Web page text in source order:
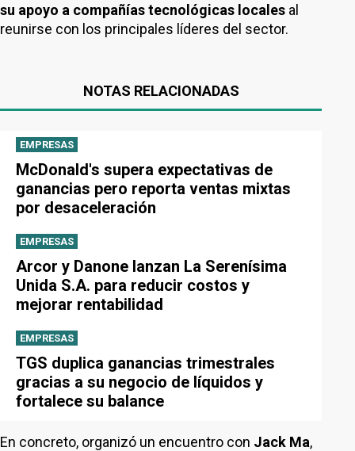
su apoyo a compañías tecnológicas locales al
reunirse con los principales líderes del sector.
NOTAS RELACIONADAS
EMPRESAS
McDonald's supera expectativas de
ganancias pero reporta ventas mixtas
por desaceleración
EMPRESAS
Arcor y Danone lanzan La Serenísima
Unida S.A. para reducir costos y
mejorar rentabilidad
EMPRESAS
TGS duplica ganancias trimestrales
gracias a su negocio de líquidos y
fortalece su balance
En concreto, organizó un encuentro con Jack Ma,